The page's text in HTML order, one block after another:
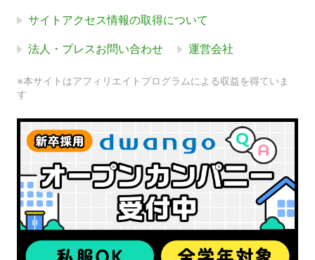
サイトアクセス情報の取得について
法人・プレスお問い合わせ 運営会社
※本サイトはアフィリエイトプログラムによる収益を得ていま
す